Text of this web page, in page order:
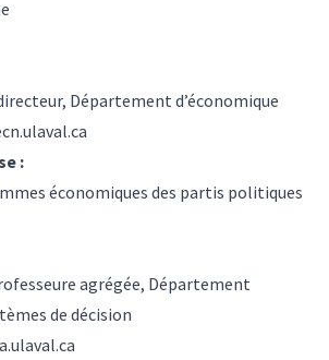
Département d’économique
:
économiques des partis politiques
agrégée, Département
de décision